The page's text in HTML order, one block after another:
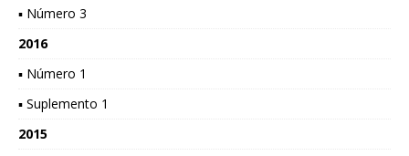
▪ Número 3
2016
▪ Número 1
▪ Suplemento 1
2015